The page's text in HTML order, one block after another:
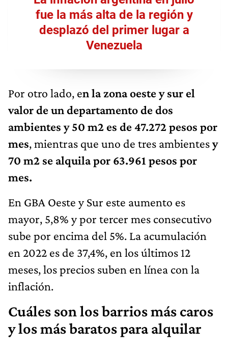
fue la más alta de la región y
desplazó del primer lugar a
Venezuela
Por otro lado, en la zona oeste y sur el
valor de un departamento de dos
ambientes y 50 m2 es de 47.272 pesos por
mes, mientras que uno de tres ambientesy
70 m2 se alquila por 63.961 pesos por
mes.
En GBA Oeste y Sur este aumento es
mayor, 5,8% y por tercer mes consecutivo
sube por encima del 5%. La acumulación
en 2022 es de 37,4%, en los últimos 12
meses, los precios suben en línea con la
inflación.
Cuáles son los barrios más caros
y los más baratos para alquilar